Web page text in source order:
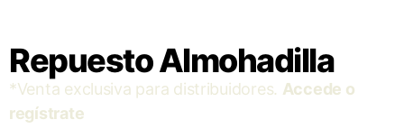
Repuesto Almohadilla
*Venta exclusiva para distribuidores. Accede o
regístrate